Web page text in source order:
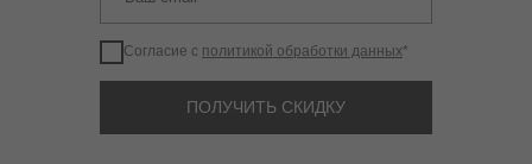
Согласие с политикой обработки данных*
ПОЛУЧИТЬ СКИДКУ